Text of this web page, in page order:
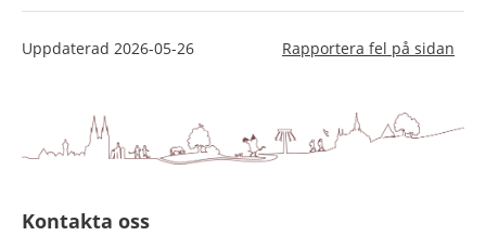
Uppdaterad 2026-05-26 Rapportera fel på sidan
Kontakta oss